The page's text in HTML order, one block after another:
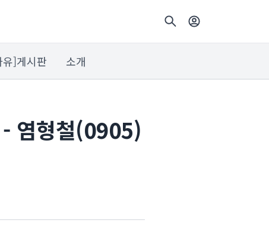
유]게시판 소개
염형철(0905)